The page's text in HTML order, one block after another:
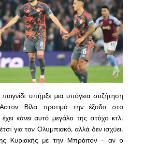
υπήρξε μια υπόγεια συζήτηση
Βίλα προτιμά την έξοδο στο
κάνει αυτό μεγάλο της στόχο κτλ.
για τον Ολυμπιακό, αλλά δεν ισχύει.
Κυριακής με την Μπράιτον – αν ο